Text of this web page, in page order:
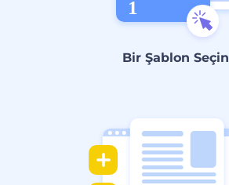
Bir Şablon Seçin